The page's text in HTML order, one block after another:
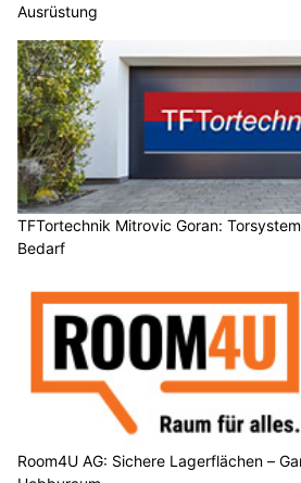
Ausrüstung
TFTortechnik Mitrovic Goran:
Bedarf
Room4U AG: Sichere Lagerflächen –